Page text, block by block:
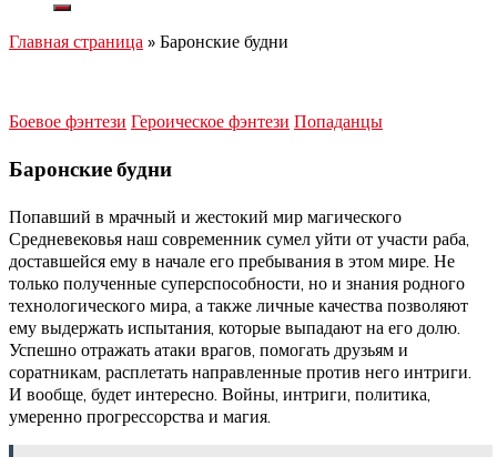
Главная страница » Баронские будни
Боевое фэнтези Героическое фэнтези Попаданцы
Баронские будни
Попавший в мрачный и жестокий мир магического
Средневековья наш современник сумел уйти от участи раба,
доставшейся ему в начале его пребывания в этом мире. Не
только полученные суперспособности, но и знания родного
технологического мира, а также личные качества позволяют
ему выдержать испытания, которые выпадают на его долю.
Успешно отражать атаки врагов, помогать друзьям и
соратникам, расплетать направленные против него интриги.
И вообще, будет интересно. Войны, интриги, политика,
умеренно прогрессорства и магия.